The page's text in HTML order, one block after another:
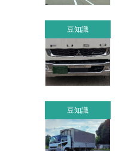
豆知識
豆知識